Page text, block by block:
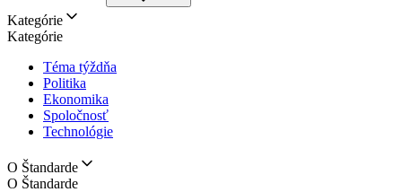
Kategórie
Kategórie
Téma týždňa
Politika
Ekonomika
Spoločnosť
Technológie
O Štandarde
O Štandarde